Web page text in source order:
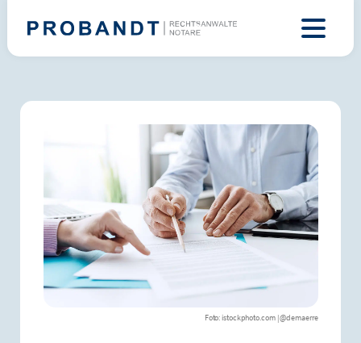
istockphoto.com | @demaerre